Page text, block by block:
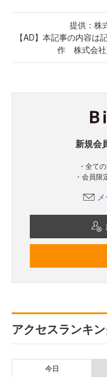
提供：株
【AD】本記事の内容
作 株式会社
新規会
・全て
・会員
アクセスランキ
今日